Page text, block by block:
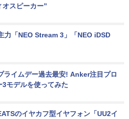
オスピーカー”
力「NEO Stream 3」「NEO iDSD
ライムデー過去最安! Anker注目プロ
3モデルを使ってみた
のイヤカフ型イヤフォン「UU2イ